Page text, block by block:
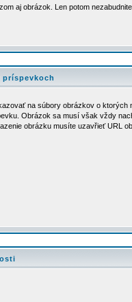
aj obrázok. Len potom
príspevkoch
na súbory obrázkov o
Obrázok sa musí však vždy
obrázku musíte uzavřieť URL